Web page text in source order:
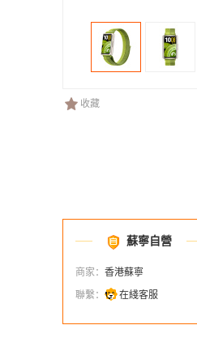
收藏
蘇寧自營
商家： 香港蘇寧
聯繫：
在綫客服